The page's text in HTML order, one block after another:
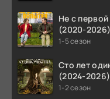
Не с
(2020-2026)
1-5 сезон
Сто лет
(2024-2026)
1-2 сезон